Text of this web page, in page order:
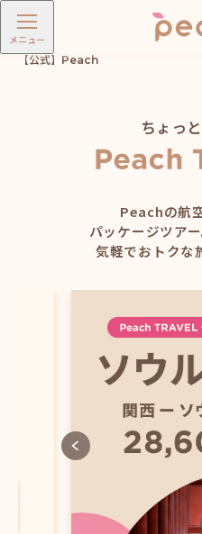
メニュー
【公式】Peach
ちょっ
Peachの航
パッケージツアー
気軽でおトクな